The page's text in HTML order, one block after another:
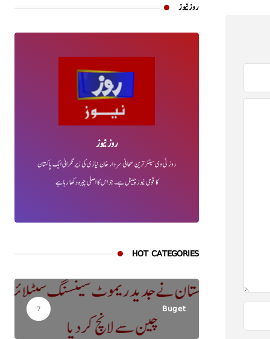
روز نیوز
روز نیوز
روز ٹی وی سینئر ترین صحافی سردار خان نیازی کی زیر نگرانی ایک پاکستان
کا قومی نیوز چینل ہے۔ جو اس کا اصلی چہرہ دکھا رہا ہے
HOT CATEGORIES
Buget
7